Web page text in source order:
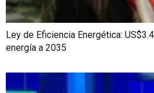
Ley de Eficiencia Energética:
energía a 2035